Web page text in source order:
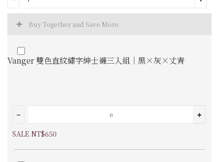
Buy Together and Save More
Vanger 雙色直紋繡字紳士襪三入組｜黑×灰×丈青
SALE NT$650